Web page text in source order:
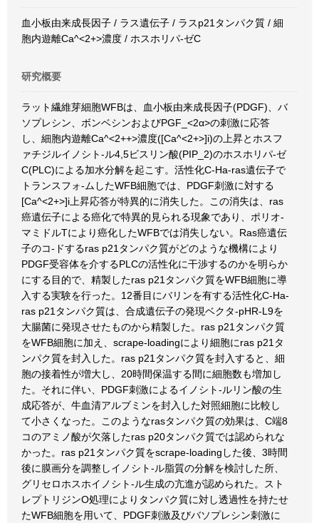
血小板由来成長因子 / ラス遺伝子 / ラスp21タンパク質 / 細
胞内遊離Ca^<2+>濃度 / ホスホリパ-ゼC
研究概要
ラット繊維芽細胞WFBは、血小板由来成長因子(PDGF)、バ
ソプレシン、ボンベシンおよびPGF_<2α>の刺激に応答
し、細胞内遊離Ca^<2++>濃度([Ca^<2+>]i)の上昇とホスフ
ァチジルイノシト-ル4,5ビスリン酸(PIP_2)のホスホリパ-ゼ
C(PLC)による加水分解を起こす。活性化C-Ha-ras遺伝子で
トランスフォ-ムしたWFB細胞では、PDGF刺激に対する
[Ca^<2+>]i上昇応答が特異的に消失した。この消失は、ras
癌遺伝子による癌化で特異的見られる現象であり、ポリオ-
マミドルTにより癌化したWFBでは消失しない。Ras癌遺伝
子のコ-ドするras p21タンパク質がどのような機構により
PDGF受容体を介するPLCの活性化に干渉するのかを明らか
にする目的で、精製したras p21タンパク質をWFB細胞に導
入する実験を行った。12番目にバリンを有する活性化C-Ha-
ras p21タンパク質は、合成遺伝子の発現ベクタ-pHR-L9を
大腸菌に発現させたものから精製した。ras p21タンパク質
をWFB細胞に加え、scrape-loadingにより細胞にras p21タ
ンパク質を封入した。ras p21タンパク質を封入すると、細
胞の接着性が増大し、20時間保温する間に細胞数も増加し
た。それに伴い、PDGF刺激によるイノシト-ルリン酸の生
成応答が、牛血清アルブミンを封入した対照細胞に比較し
て小さくなった。このようなrasタンパク質の効果は、C端8
コのアミノ酸が欠落したras p20タンパク質では認められな
かった。ras p21タンパク質をscrape-loadingした後、3時間
後に膜画分を調整しイノシト-ル脂質の分解を検討した所、
グリセロホスホイノシト-ル生成の亢進が認められた。スト
レプトリジンO処理によりタンパク質に対し透過性を持たせ
たWFB細胞を用いて、PDGF刺激及びバソプレシン刺激に